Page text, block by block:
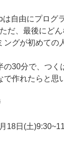
は自由にプログ
だ、最後にど
ングが初めての
の30分で、つく
で作れたらと思
18日(土